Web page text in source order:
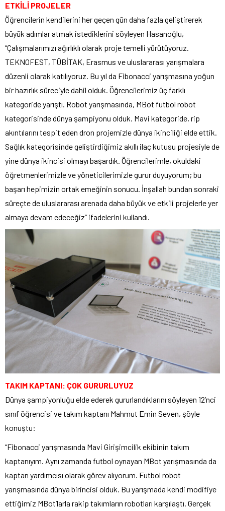
ETKİLİ PROJELER
Öğrencilerin kendilerini her geçen gün daha fazla geliştirerek
büyük adımlar atmak istediklerini söyleyen Hasanoğlu,
“Çalışmalarımızı ağırlıklı olarak proje temelli yürütüyoruz.
TEKNOFEST, TÜBİTAK, Erasmus ve uluslararası yarışmalara
düzenli olarak katılıyoruz. Bu yıl da Fibonacci yarışmasına yoğun
bir hazırlık süreciyle dahil olduk. Öğrencilerimiz üç farklı
kategoride yarıştı. Robot yarışmasında, MBot futbol robot
kategorisinde dünya şampiyonu olduk. Mavi kategoride, rip
akıntılarını tespit eden dron projemizle dünya ikinciliği elde ettik.
Sağlık kategorisinde geliştirdiğimiz akıllı ilaç kutusu projesiyle de
yine dünya ikincisi olmayı başardık. Öğrencilerimle, okuldaki
öğretmenlerimizle ve yöneticilerimizle gurur duyuyorum; bu
başarı hepimizin ortak emeğinin sonucu. İnşallah bundan sonraki
süreçte de uluslararası arenada daha büyük ve etkili projelerle yer
almaya devam edeceğiz” ifadelerini kullandı.
TAKIM KAPTANI: ÇOK GURURLUYUZ
Dünya şampiyonluğu elde ederek gururlandıklarını söyleyen 12’nci
sınıf öğrencisi ve takım kaptanı Mahmut Emin Seven, şöyle
konuştu:
“Fibonacci yarışmasında Mavi Girişimcilik ekibinin takım
kaptanıyım. Aynı zamanda futbol oynayan MBot yarışmasında da
kaptan yardımcısı olarak görev alıyorum. Futbol robot
yarışmasında dünya birincisi olduk. Bu yarışmada kendi modifiye
ettiğimiz MBot’larla rakip takımların robotları karşılaştı. Gerçek